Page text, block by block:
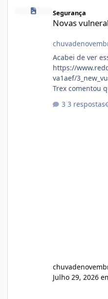
Novas vulnerabilidades no
Segurança
Novas
Acabei de ver
https://
va1aef/
Trex comentou
3 respostas
Julho 29, 2026